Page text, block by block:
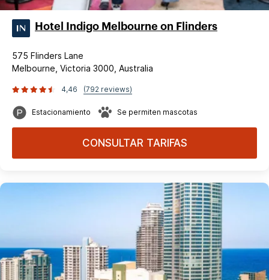
Hotel Indigo Melbourne on Flinders
575 Flinders Lane
Melbourne, Victoria 3000, Australia
4,46 (792 reviews)
Estacionamiento Se permiten mascotas
CONSULTAR TARIFAS